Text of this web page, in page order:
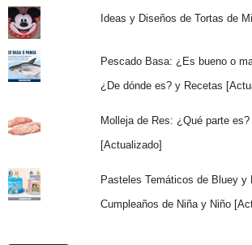
Ideas y Diseños de Tortas de
Pescado Basa: ¿Es bueno o
¿De dónde es? y Recetas
Molleja de Res: ¿Qué parte
[Actualizado]
Pasteles Temáticos de Bluey y
Cumpleaños de Niña y Niño